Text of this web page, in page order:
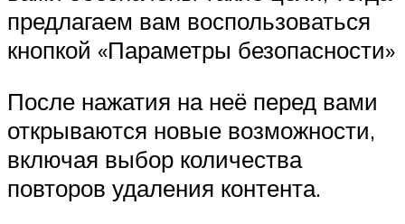
предлагаем вам воспользоваться
кнопкой «Параметры безопасности»
После нажатия на неё перед вами
открываются новые возможности,
включая выбор количества
повторов удаления контента.